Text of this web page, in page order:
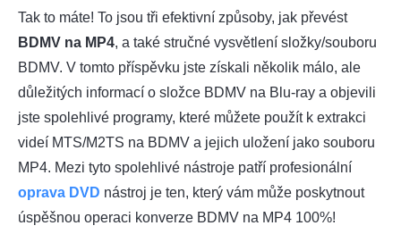
Tak to máte! To jsou tři efektivní způsoby, jak převést
BDMV na MP4, a také stručné vysvětlení složky/souboru
BDMV. V tomto příspěvku jste získali několik málo, ale
důležitých informací o složce BDMV na Blu-ray a objevili
jste spolehlivé programy, které můžete použít k extrakci
videí MTS/M2TS na BDMV a jejich uložení jako souboru
MP4. Mezi tyto spolehlivé nástroje patří profesionální
oprava DVD nástroj je ten, který vám může poskytnout
úspěšnou operaci konverze BDMV na MP4 100%!